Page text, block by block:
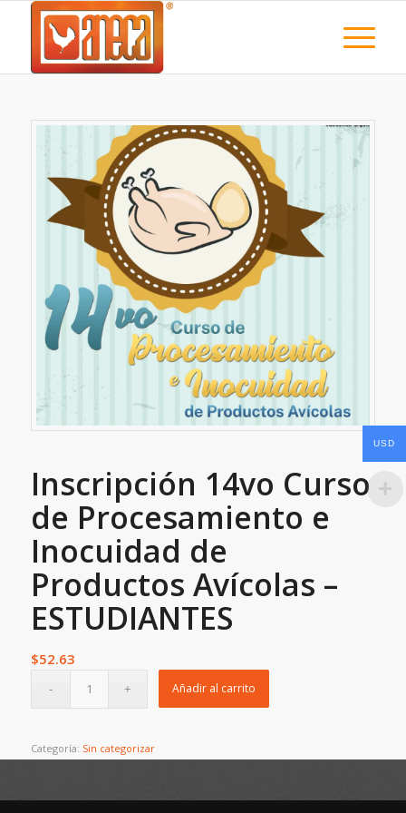
Inscripción 14vo Curso
de Procesamiento e
Inocuidad de
Productos Avícolas –
ESTUDIANTES
$52.63
Añadir al carrito
Categoría: Sin categorizar
USD